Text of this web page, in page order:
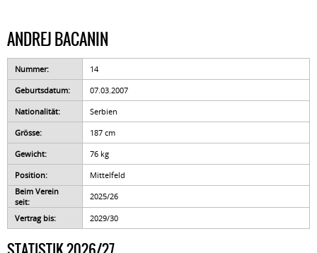
ANDREJ BACANIN
Nummer:
14
Geburtsdatum:
07.03.2007
Nationalität:
Serbien
Grösse:
187 cm
Gewicht:
76 kg
Position:
Mittelfeld
Beim Verein
seit:
2025/26
Vertrag bis: 2029/30